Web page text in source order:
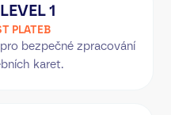
1
PLATEB
bezpečné zpracování
karet.